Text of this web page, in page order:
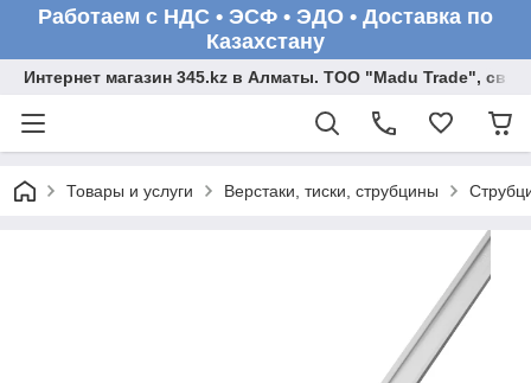
Работаем с НДС • ЭСФ • ЭДО • Доставка по
Казахстану
Интернет магазин 345.kz в Алматы. ТОО "Madu Trade",
Товары и услуги Верстаки, тиски, струбцины